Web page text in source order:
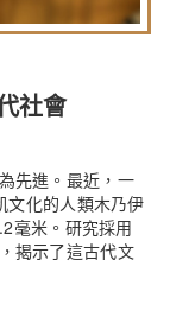
社會
先進。最近，一
文化的人類木乃伊
毫米。研究採用
揭示了這古代文